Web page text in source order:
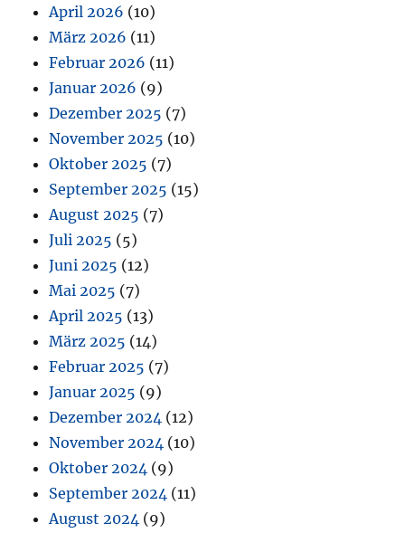
April 2026 (10)
März 2026 (11)
Februar 2026 (11)
Januar 2026 (9)
Dezember 2025 (7)
November 2025 (10)
Oktober 2025 (7)
September 2025 (15)
August 2025 (7)
Juli 2025 (5)
Juni 2025 (12)
Mai 2025 (7)
April 2025 (13)
März 2025 (14)
Februar 2025 (7)
Januar 2025 (9)
Dezember 2024 (12)
November 2024 (10)
Oktober 2024 (9)
September 2024 (11)
August 2024 (9)